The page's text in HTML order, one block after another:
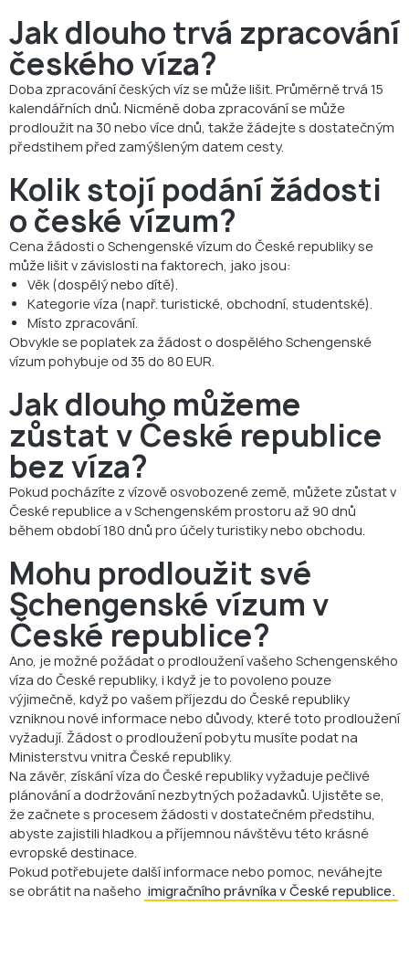
Jak dlouho trvá zpracování
českého víza?
Doba zpracování českých víz se může lišit. Průměrně trvá 15
kalendářních dnů. Nicméně doba zpracování se může
prodloužit na 30 nebo více dnů, takže žádejte s dostatečným
předstihem před zamýšleným datem cesty.
Kolik stojí podání žádosti
o české vízum?
Cena žádosti o Schengenské vízum do České republiky se
může lišit v závislosti na faktorech, jako jsou:
Věk (dospělý nebo dítě).
Kategorie víza (např. turistické, obchodní, studentské).
Místo zpracování.
Obvykle se poplatek za žádost o dospělého Schengenské
vízum pohybuje od 35 do 80 EUR.
Jak dlouho můžeme
zůstat v České republice
bez víza?
Pokud pocházíte z vízově osvobozené země, můžete zůstat v
České republice a v Schengenském prostoru až 90 dnů
během období 180 dnů pro účely turistiky nebo obchodu.
Mohu prodloužit své
Schengenské vízum v
České republice?
Ano, je možné požádat o prodloužení vašeho Schengenského
víza do České republiky, i když je to povoleno pouze
výjimečně, když po vašem příjezdu do České republiky
vzniknou nové informace nebo důvody, které toto prodloužení
vyžadují. Žádost o prodloužení pobytu musíte podat na
Ministerstvu vnitra České republiky.
Na závěr, získání víza do České republiky vyžaduje pečlivé
plánování a dodržování nezbytných požadavků. Ujistěte se,
že začnete s procesem žádosti v dostatečném předstihu,
abyste zajistili hladkou a příjemnou návštěvu této krásné
evropské destinace.
Pokud potřebujete další informace nebo pomoc, neváhejte
se obrátit na našeho imigračního právníka v České republice.